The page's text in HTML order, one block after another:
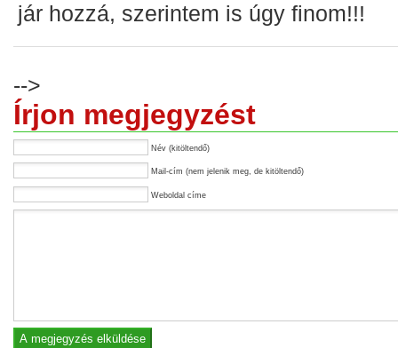
jár hozzá, szerintem is úgy finom!!!
-->
Írjon megjegyzést
Név (kitöltendő)
Mail-cím (nem jelenik meg, de kitöltendő)
Weboldal címe